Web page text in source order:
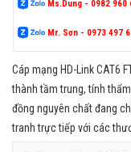
Ms.Dung - 0982 960
Mr. Sơn - 0973 497
Cáp mạng HD-Link CAT6
thành tầm trung, tính
đồng nguyên chất đang
tranh trực tiếp với các